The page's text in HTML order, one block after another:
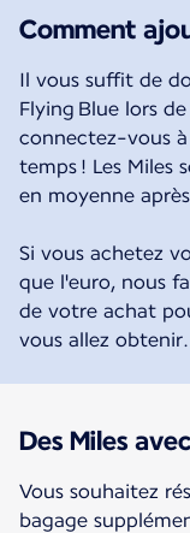
Comment
Il vous suffit de
Flying Blue lors
connectez-vous
temps ! Les Miles
en moyenne
Si vous achetez
que l'euro, nous
de votre achat
vous allez obtenir.
Des Miles
Vous souhaitez
bagage